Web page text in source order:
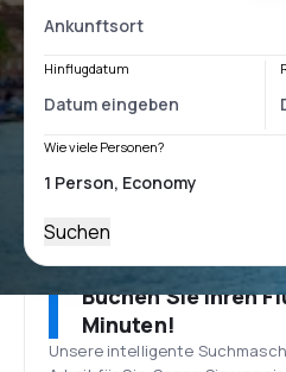
Hinflugdatum
Wie viele Personen?
Suchen
Buchen Sie Ihren
Minuten!
Unsere intelligente